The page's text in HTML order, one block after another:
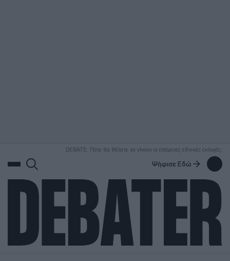
DEBATE: Πότε θα θέλατε να γίνουν οι επόμενες εθνικές εκλογές;
Ψήφισε Εδώ